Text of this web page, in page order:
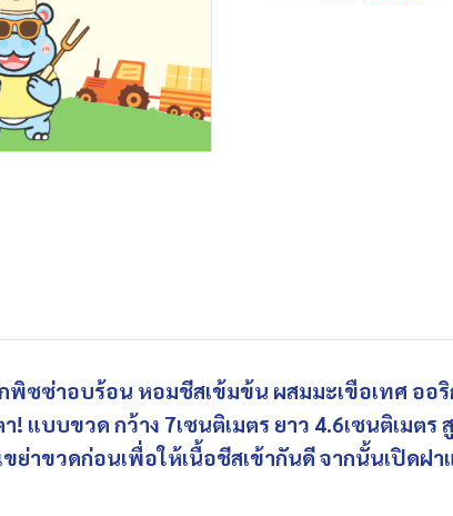
ซซ่าอบร้อน หอมชีสเข้มข้น ผสมมะเขือเทศ ออริ
บบขวด กว้าง 7เซนติเมตร ยาว 4.6เซนติเมตร
ย่าขวดก่อนเพื่อให้เนื้อชีสเข้ากันดี จากนั้นเปิดฝ